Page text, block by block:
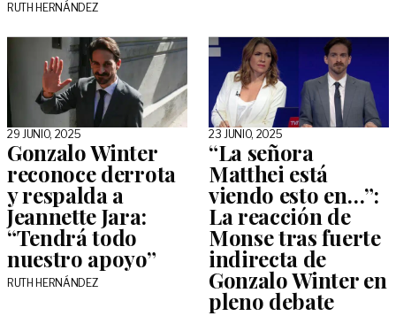
RUTH HERNÁNDEZ
29 JUNIO, 2025
Gonzalo Winter
reconoce derrota
y respalda a
Jeannette Jara:
“Tendrá todo
nuestro apoyo”
RUTH HERNÁNDEZ
23 JUNIO, 2025
“La señora
Matthei está
viendo esto en…”:
La reacción de
Monse tras fuerte
indirecta de
Gonzalo Winter en
pleno debate